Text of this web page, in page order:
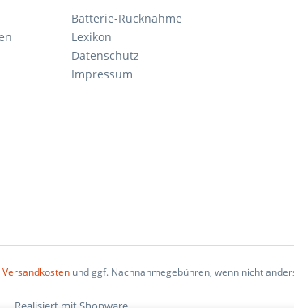
Batterie-Rücknahme
Lexikon
Datenschutz
Impressum
Versandkostenund ggf. Nachnahmegebühren, wenn nicht